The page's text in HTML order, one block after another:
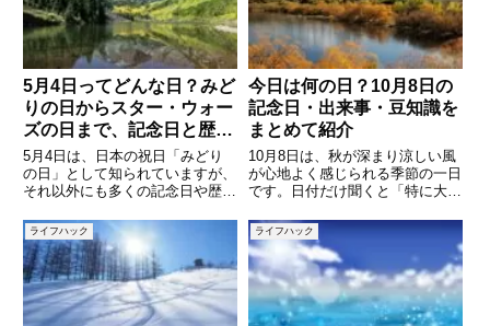
5月4日ってどんな日？みど
りの日からスター・ウォー
ズの日まで、記念日と歴史
を紐解く
5月4日は、日本の祝日「みどり
の日」として知られていますが、
それ以外にも多くの記念日や歴史
事では、5月4日にまつわるさま
ざまな記念日や行事、歴史的背景
を紹介し、その意義や魅力を掘り
下げていきます。 (adsby
今日は何の日？10月8日の
記念日・出来事・豆知識を
まとめて紹介
10月8日は、秋が深まり涼しい風
が心地よく感じられる季節の一日
です。日付だけ聞くと「特に大き
もいるかもしれませんが、実はさ
まざまな記念日や歴史的出来事が
重なっている日なのです。普段は
何気なく過ぎてしまう一日も、
ライフハック ライフハック